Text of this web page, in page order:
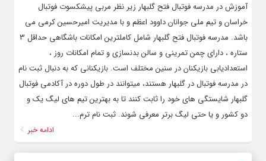
آموزش در مدرسه فوتبال فتح گلبهار زیر نظر مربی پیشکسوت فوتبال
خراسان و تیم ملی جوانان داوود اعظم و با مدیریت امیرحسین کرمی می
باشد. مدرسه فوتبال فتح گلبهار شامل کاملترین امکانات باشگاهی حداقل 3
ستاره ، دارای چمن تمرینی و سالن بدنسازی و تمام امکانات روز ،
استعدادیابی بازیکنان در سنین مختلف است. بازیکنانی که به دنبال ثبت نام
در مدرسه فوتبال در گلبهار هستند، میتوانند در طول دوره در آکادمی فوتبال
گلبهار شایستگی های خود را ثابت کنند تا به بهترین تیم های لیگ یک و
دو کشور و یا حتی لیگ برتر معرفی شوند. ثبت نام ترم...
ادامه خبر